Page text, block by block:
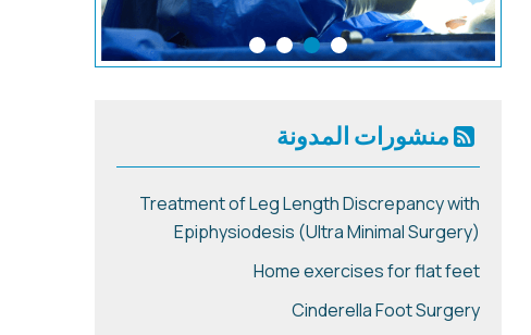
منشورات المدونة
Treatment of Leg Length Discrepancy with
Epiphysiodesis (Ultra Minimal Surgery)
Home exercises for flat feet
Cinderella Foot Surgery